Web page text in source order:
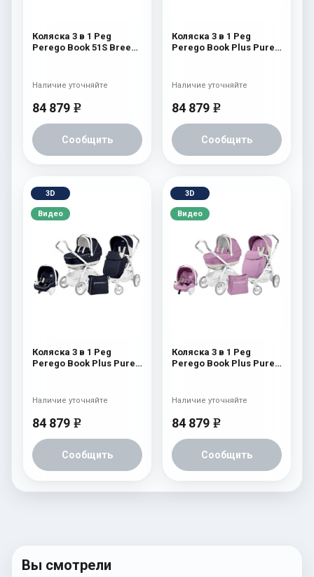
Коляска 3 в 1 Peg
Perego Book 51S Breeze
84 879 e
Сообщить
Наличие уточняйте
Коляска 3 в 1 Peg
Perego Book Plus Pure
84 879 e
Сообщить
Наличие уточняйте
3D
Видео
Коляска 3 в 1 Peg
Perego Book Plus Pure
84 879 e
Сообщить
Наличие уточняйте
3D
Видео
Коляска 3 в 1 Peg
Perego Book Plus Pure
84 879 e
Сообщить
Наличие уточняйте
Вы смотрели